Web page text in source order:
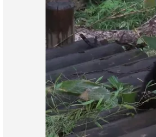
Play